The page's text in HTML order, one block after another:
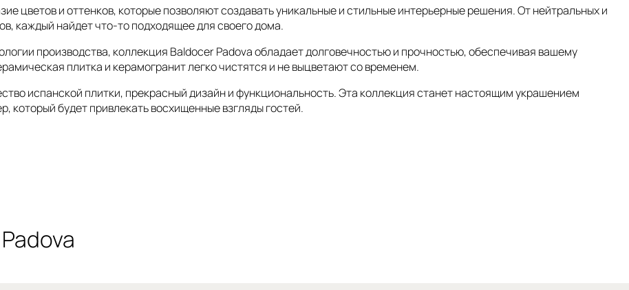
цветов и оттенков, которые позволяют создавать уникальные и стильные интерьерные решения. От нейтральных и
каждый найдет что-то подходящее для своего дома.
производства, коллекция Baldocer Padova обладает долговечностью и прочностью, обеспечивая вашему
плитка и керамогранит легко чистятся и не выцветают со временем.
испанской плитки, прекрасный дизайн и функциональность. Эта коллекция станет настоящим украшением
который будет привлекать восхищенные взгляды гостей.